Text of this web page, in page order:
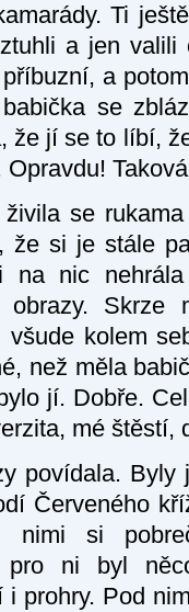
Ti
a jen
a
se
že jí se to líbí,
se
že si je stále
na nic
obrazy.
všude kolem
než měla
jí. Dobře.
mé štěstí,
povídala. Byly
Červeného
si
pro ni byl
prohry. Pod